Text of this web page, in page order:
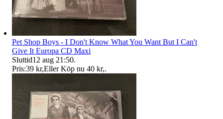
Pet Shop Boys - I Don't Know What You Want But I Can't
Give It Europa CD Maxi
Sluttid12 aug 21:50.
Pris:39 kr,Eller Köp nu 40 kr,.